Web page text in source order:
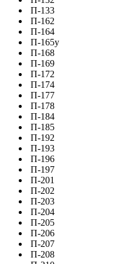
П-133
П-162
П-164
П-165у
П-168
П-169
П-172
П-174
П-177
П-178
П-184
П-185
П-192
П-193
П-196
П-197
П-201
П-202
П-203
П-204
П-205
П-206
П-207
П-208